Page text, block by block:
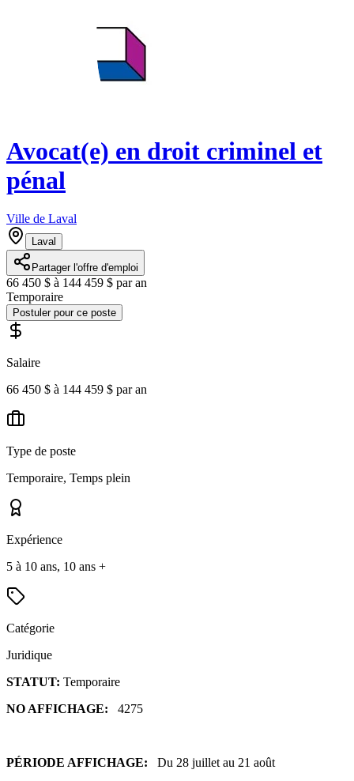
Avocat(e) en droit criminel et
pénal
Ville de Laval
Laval
Partager l'offre d'emploi
66 450 $ à 144 459 $ par an
Temporaire
Postuler pour ce poste
Salaire
66 450 $ à 144 459 $ par an
Type de poste
Temporaire, Temps plein
Expérience
5 à 10 ans, 10 ans +
Catégorie
Juridique
STATUT: Temporaire
NO AFFICHAGE: 4275
PÉRIODE AFFICHAGE: Du 28 juillet au 21 août